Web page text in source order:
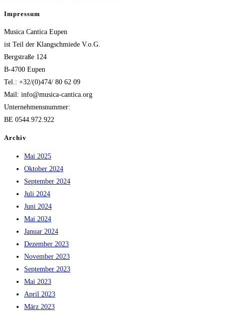
Impressum
Musica Cantica Eupen
ist Teil der Klangschmiede V.o.G.
Bergstraße 124
B-4700 Eupen
Tel.: +32/(0)474/ 80 62 09
Mail: info@musica-cantica.org
Unternehmensnummer:
BE 0544.972.922
Archiv
Mai 2025
Oktober 2024
September 2024
Juli 2024
Juni 2024
Mai 2024
Januar 2024
Dezember 2023
November 2023
September 2023
Mai 2023
April 2023
März 2023